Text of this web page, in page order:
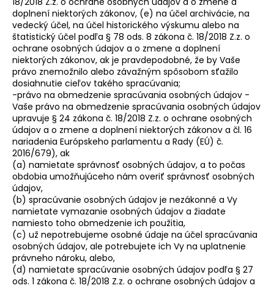
doplnení niektorých zákonov, (e) na účel archivácie, na
vedecký účel, na účel historického výskumu alebo na
štatistický účel podľa § 78 ods. 8 zákona č. 18/2018 Z.z. o
ochrane osobných údajov a o zmene a doplnení
niektorých zákonov, ak je pravdepodobné, že by Vaše
právo znemožnilo alebo závažným spôsobom sťažilo
dosiahnutie cieľov takého spracúvania;
-právo na obmedzenie spracúvania osobných údajov -
Vaše právo na obmedzenie spracúvania osobných údajov
upravuje § 24 zákona č. 18/2018 Z.z. o ochrane osobných
údajov a o zmene a doplnení niektorých zákonov a čl. 16
nariadenia Európskeho parlamentu a Rady (EÚ) č.
2016/679), ak
(a) namietate správnosť osobných údajov, a to počas
obdobia umožňujúceho nám overiť správnosť osobných
údajov,
(b) spracúvanie osobných údajov je nezákonné a Vy
namietate vymazanie osobných údajov a žiadate
namiesto toho obmedzenie ich použitia,
(c) už nepotrebujeme osobné údaje na účel spracúvania
osobných údajov, ale potrebujete ich Vy na uplatnenie
právneho nároku, alebo,
(d) namietate spracúvanie osobných údajov podľa § 27
ods. 1 zákona č. 18/2018 Z.z. o ochrane osobných údajov a